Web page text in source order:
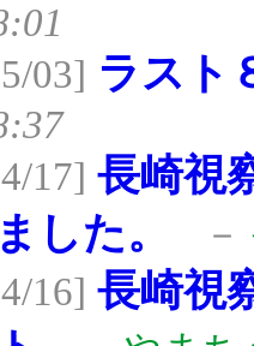
03] ラスト
17] 長崎視
した。
－
16] 長崎視